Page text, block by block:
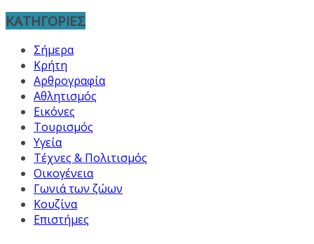
ΚΑΤΗΓΟΡΙΕΣ
Σήμερα
Κρήτη
Αρθρογραφία
Αθλητισμός
Εικόνες
Τουρισμός
Υγεία
Τέχνες & Πολιτισμός
Οικογένεια
Γωνιά των ζώων
Κουζίνα
Επιστήμες